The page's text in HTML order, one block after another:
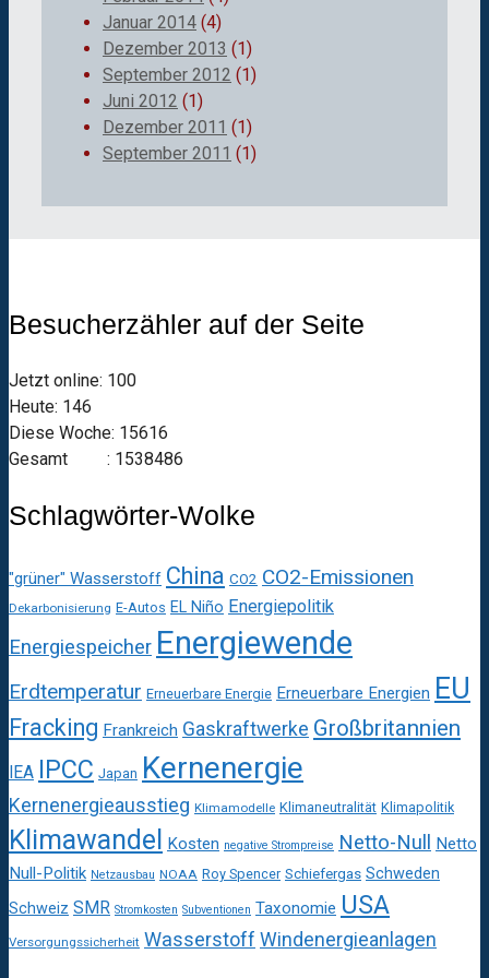
Januar 2014 (4)
Dezember 2013 (1)
September 2012 (1)
Juni 2012 (1)
Dezember 2011 (1)
September 2011 (1)
Besucherzähler auf der Seite
Jetzt online: 100
Heute: 146
Diese Woche: 15616
Gesamt : 1538486
Schlagwörter-Wolke
"grüner" Wasserstoff China CO2 CO2-Emissionen
Dekarbonisierung E-Autos EL Niño Energiepolitik
Energiespeicher Energiewende
Erdtemperatur Erneuerbare Energie Erneuerbare Energien EU
Fracking Frankreich Gaskraftwerke Großbritannien
IEA IPCC Japan Kernenergie
Kernenergieausstieg Klimamodelle Klimaneutralität Klimapolitik
Klimawandel Kosten negative Strompreise Netto-Null Netto
Null-Politik Netzausbau NOAA Roy Spencer Schiefergas Schweden
Schweiz SMR Stromkosten Subventionen Taxonomie USA
Versorgungssicherheit Wasserstoff Windenergieanlagen